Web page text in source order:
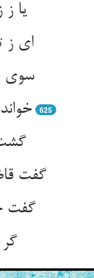
یا
ای ز
سوی
625
گفت
گفت